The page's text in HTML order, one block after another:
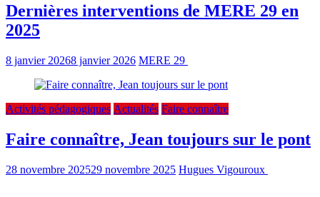
Dernières interventions de MERE 29 en
2025
8 janvier 20268 janvier 2026 MERE 29
Activités pédagogiques Actualités Faire connaître
Faire connaître, Jean toujours sur le pont
28 novembre 202529 novembre 2025 Hugues Vigouroux